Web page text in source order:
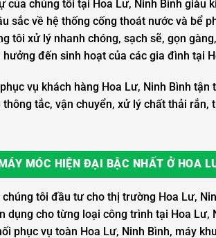
của chúng tôi tại Hoa Lư, Ninh Bình giàu
sắc về hệ thống cống thoát nước và bể
tôi xử lý nhanh chóng, sạch sẽ, gọn
hưởng đến sinh hoạt của các gia đình tại
vụ khách hàng Hoa Lư, Ninh Bình
tắc, vận chuyển, xử lý chất thải rắn,
MÓC HIỆN ĐẠI BẬC NHẤT Ở HOA
chúng tôi đầu tư cho thị trường Hoa Lư,
dụng cho từng loại công trình tại Hoa Lư,
phục vụ toàn Hoa Lư, Ninh Bình, máy